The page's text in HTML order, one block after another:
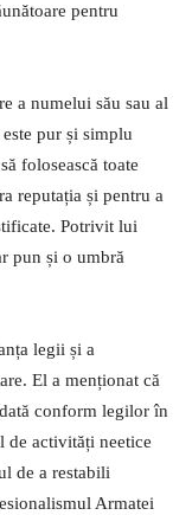
pentru
a numelui său sau al
pur și simplu
folosească toate
reputația și pentru a
Potrivit lui
pun și o umbră
legii și a
El a menționat că
conform legilor în
de activități neetice
de a restabili
Armatei